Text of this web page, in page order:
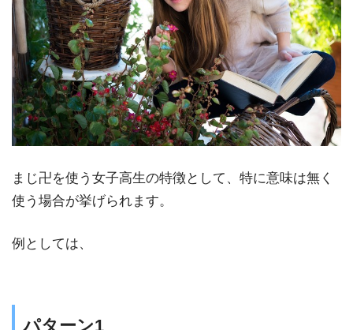
まじ卍を使う女子高生の特徴として、特に意味は無く
使う場合が挙げられます。
例としては、
パターン1